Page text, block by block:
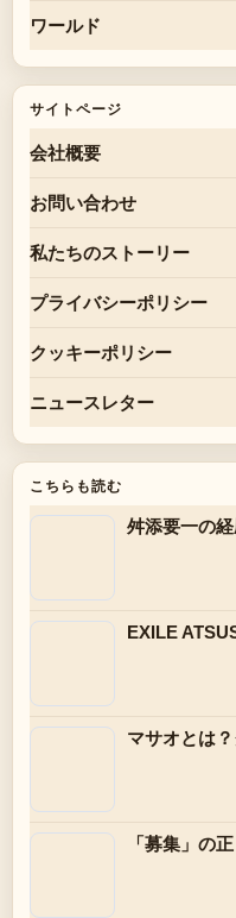
ワールド
サイトページ
会社概要
お問い合わせ
私たちのストーリー
プライバシーポリシー
クッキーポリシー
ニュースレター
こちらも読む
舛添要一の
EXILE
マサオとは
「募集」の